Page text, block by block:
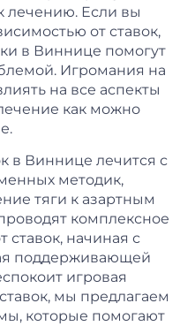
лечению. Если вы
от ставок,
в Виннице помогут
Игромания на
на все аспекты
как можно
в Виннице лечится с
методик,
тяги к азартным
комплексное
ставок, начиная с
поддерживающей
игровая
мы предлагаем
которые помогают